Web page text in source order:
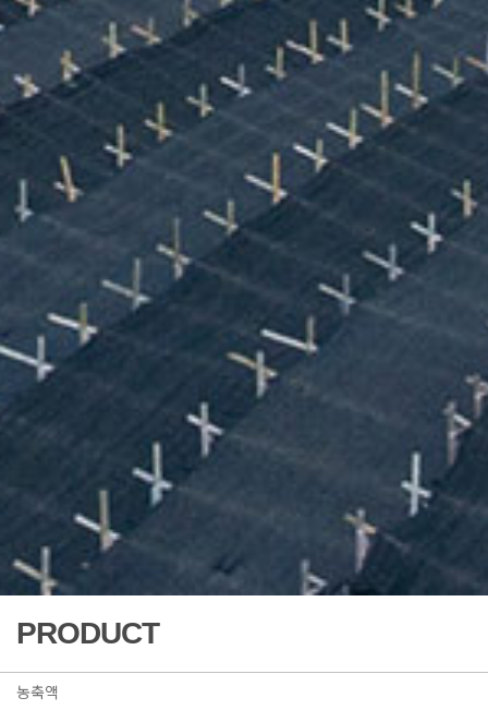
PRODUCT
농축액